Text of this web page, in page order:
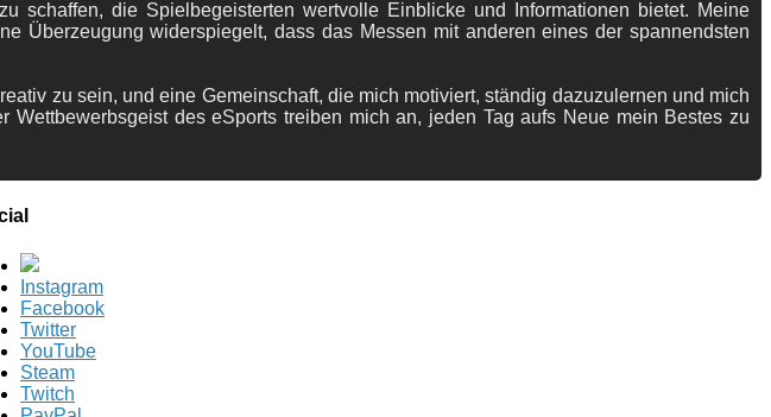
schaffen, die Spielbegeisterten wertvolle Einblicke und Informationen bietet. Meine
Überzeugung widerspiegelt, dass das Messen mit anderen eines der spannendsten
zu sein, und eine Gemeinschaft, die mich motiviert, ständig dazuzulernen und mich
des eSports treiben mich an, jeden Tag aufs Neue mein Bestes zu
Instagram
Facebook
Twitter
YouTube
Steam
Twitch